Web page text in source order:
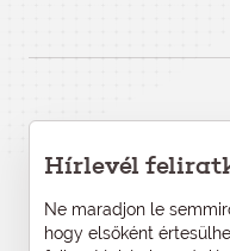
Hírlevél
Ne maradjon le
hogy elsőként